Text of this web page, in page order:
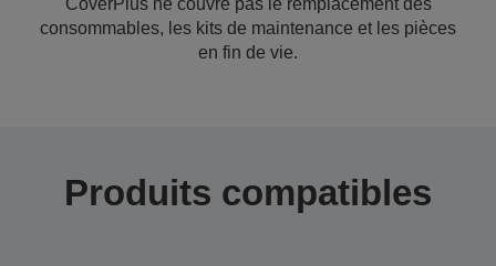
CoverPlus ne couvre pas le remplacement des
consommables, les kits de maintenance et les pièces
en fin de vie.
Produits compatibles